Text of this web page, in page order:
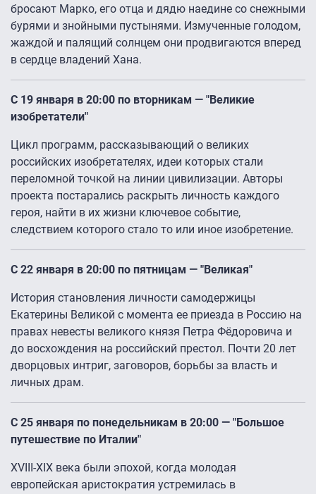
бросают Марко, его отца и дядю наедине со снежными
бурями и знойными пустынями. Измученные голодом,
жаждой и палящий солнцем они продвигаются вперед
в сердце владений Хана.
С 19 января в 20:00 по вторникам — "Великие
изобретатели"
Цикл программ, рассказывающий о великих
российских изобретателях, идеи которых стали
переломной точкой на линии цивилизации. Авторы
проекта постарались раскрыть личность каждого
героя, найти в их жизни ключевое событие,
следствием которого стало то или иное изобретение.
С 22 января в 20:00 по пятницам — "Великая"
История становления личности самодержицы
Екатерины Великой с момента ее приезда в Россию на
правах невесты великого князя Петра Фёдоровича и
до восхождения на российский престол. Почти 20 лет
дворцовых интриг, заговоров, борьбы за власть и
личных драм.
C 25 января по понедельникам в 20:00 — "Большое
путешествие по Италии"
XVIII-XIX века были эпохой, когда молодая
европейская аристократия устремилась в